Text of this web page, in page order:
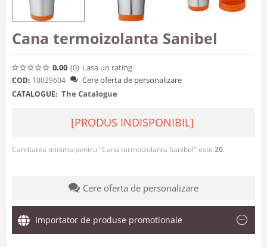
Cana termoizolanta Sanibel
0.00 (0) Lasa un rating
COD: 10029604 Cere oferta de personalizare
CATALOGUE: The Catalogue
[PRODUS INDISPONIBIL]
Cantitatea minima pentru "Cana termoizolanta Sanibel" este 20.
Cere oferta de personalizare
Importator de produse promotionale